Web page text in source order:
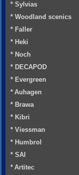
* Sylvias
* Woodland scenics
* Faller
* Heki
* Noch
* DECAPOD
* Evergreen
* Auhagen
* Brawa
* Kibri
* Viessman
* Humbrol
* SAI
* Artitec